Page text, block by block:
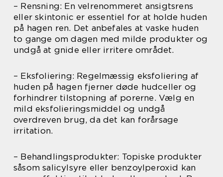
– Rensning: En velrenommeret ansigtsrens
eller skintonic er essentiel for at holde huden
på hagen ren. Det anbefales at vaske huden
to gange om dagen med milde produkter og
undgå at gnide eller irritere området.
– Eksfoliering: Regelmæssig eksfoliering af
huden på hagen fjerner døde hudceller og
forhindrer tilstopning af porerne. Vælg en
mild eksfolieringsmiddel og undgå
overdreven brug, da det kan forårsage
irritation.
– Behandlingsprodukter: Topiske produkter
såsom salicylsyre eller benzoylperoxid kan